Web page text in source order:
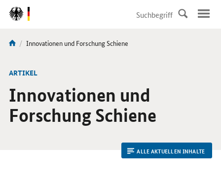
DirektZu:
Navigation
Sie
hier:
Aktuelle
Innovationen und Forschung Schiene
ARTIKEL
Innovationen und
Forschung Schiene
ALLE AKTUELLEN INHALTE